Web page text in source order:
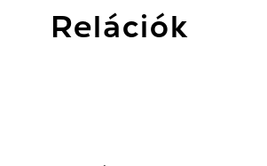
Relációk